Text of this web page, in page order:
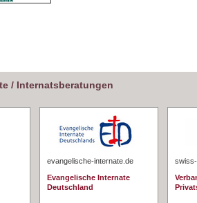
/ Internatsberatungen
evangelische-internate.de
Evangelische Internate
Deutschland